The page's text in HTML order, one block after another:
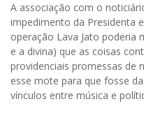
A associação com o
impedimento da Presidenta
operação Lava Jato poderia
e a divina) que as coisas
providenciais promessas de
esse mote para que fosse
vínculos entre música e